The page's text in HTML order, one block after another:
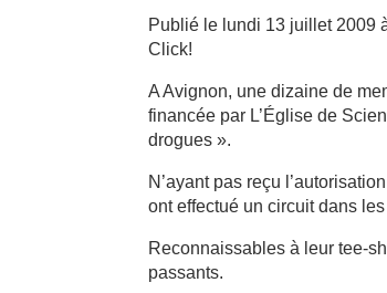
Publié le lundi 13 juillet 2009
Click!
A Avignon, une dizaine de
financée par L’Église de
drogues ».
N’ayant pas reçu
ont effectué un circuit dans
Reconnaissables à leur tee-
passants.